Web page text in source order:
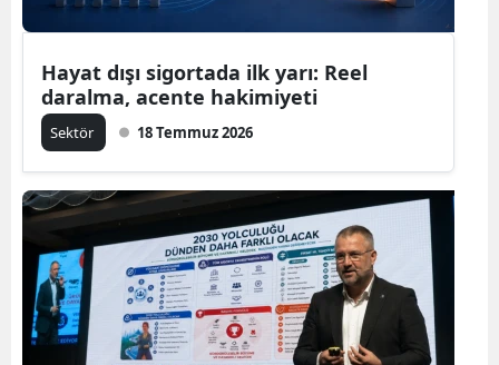
Hayat dışı sigortada ilk yarı: Reel
daralma, acente hakimiyeti
Sektör 18 Temmuz 2026